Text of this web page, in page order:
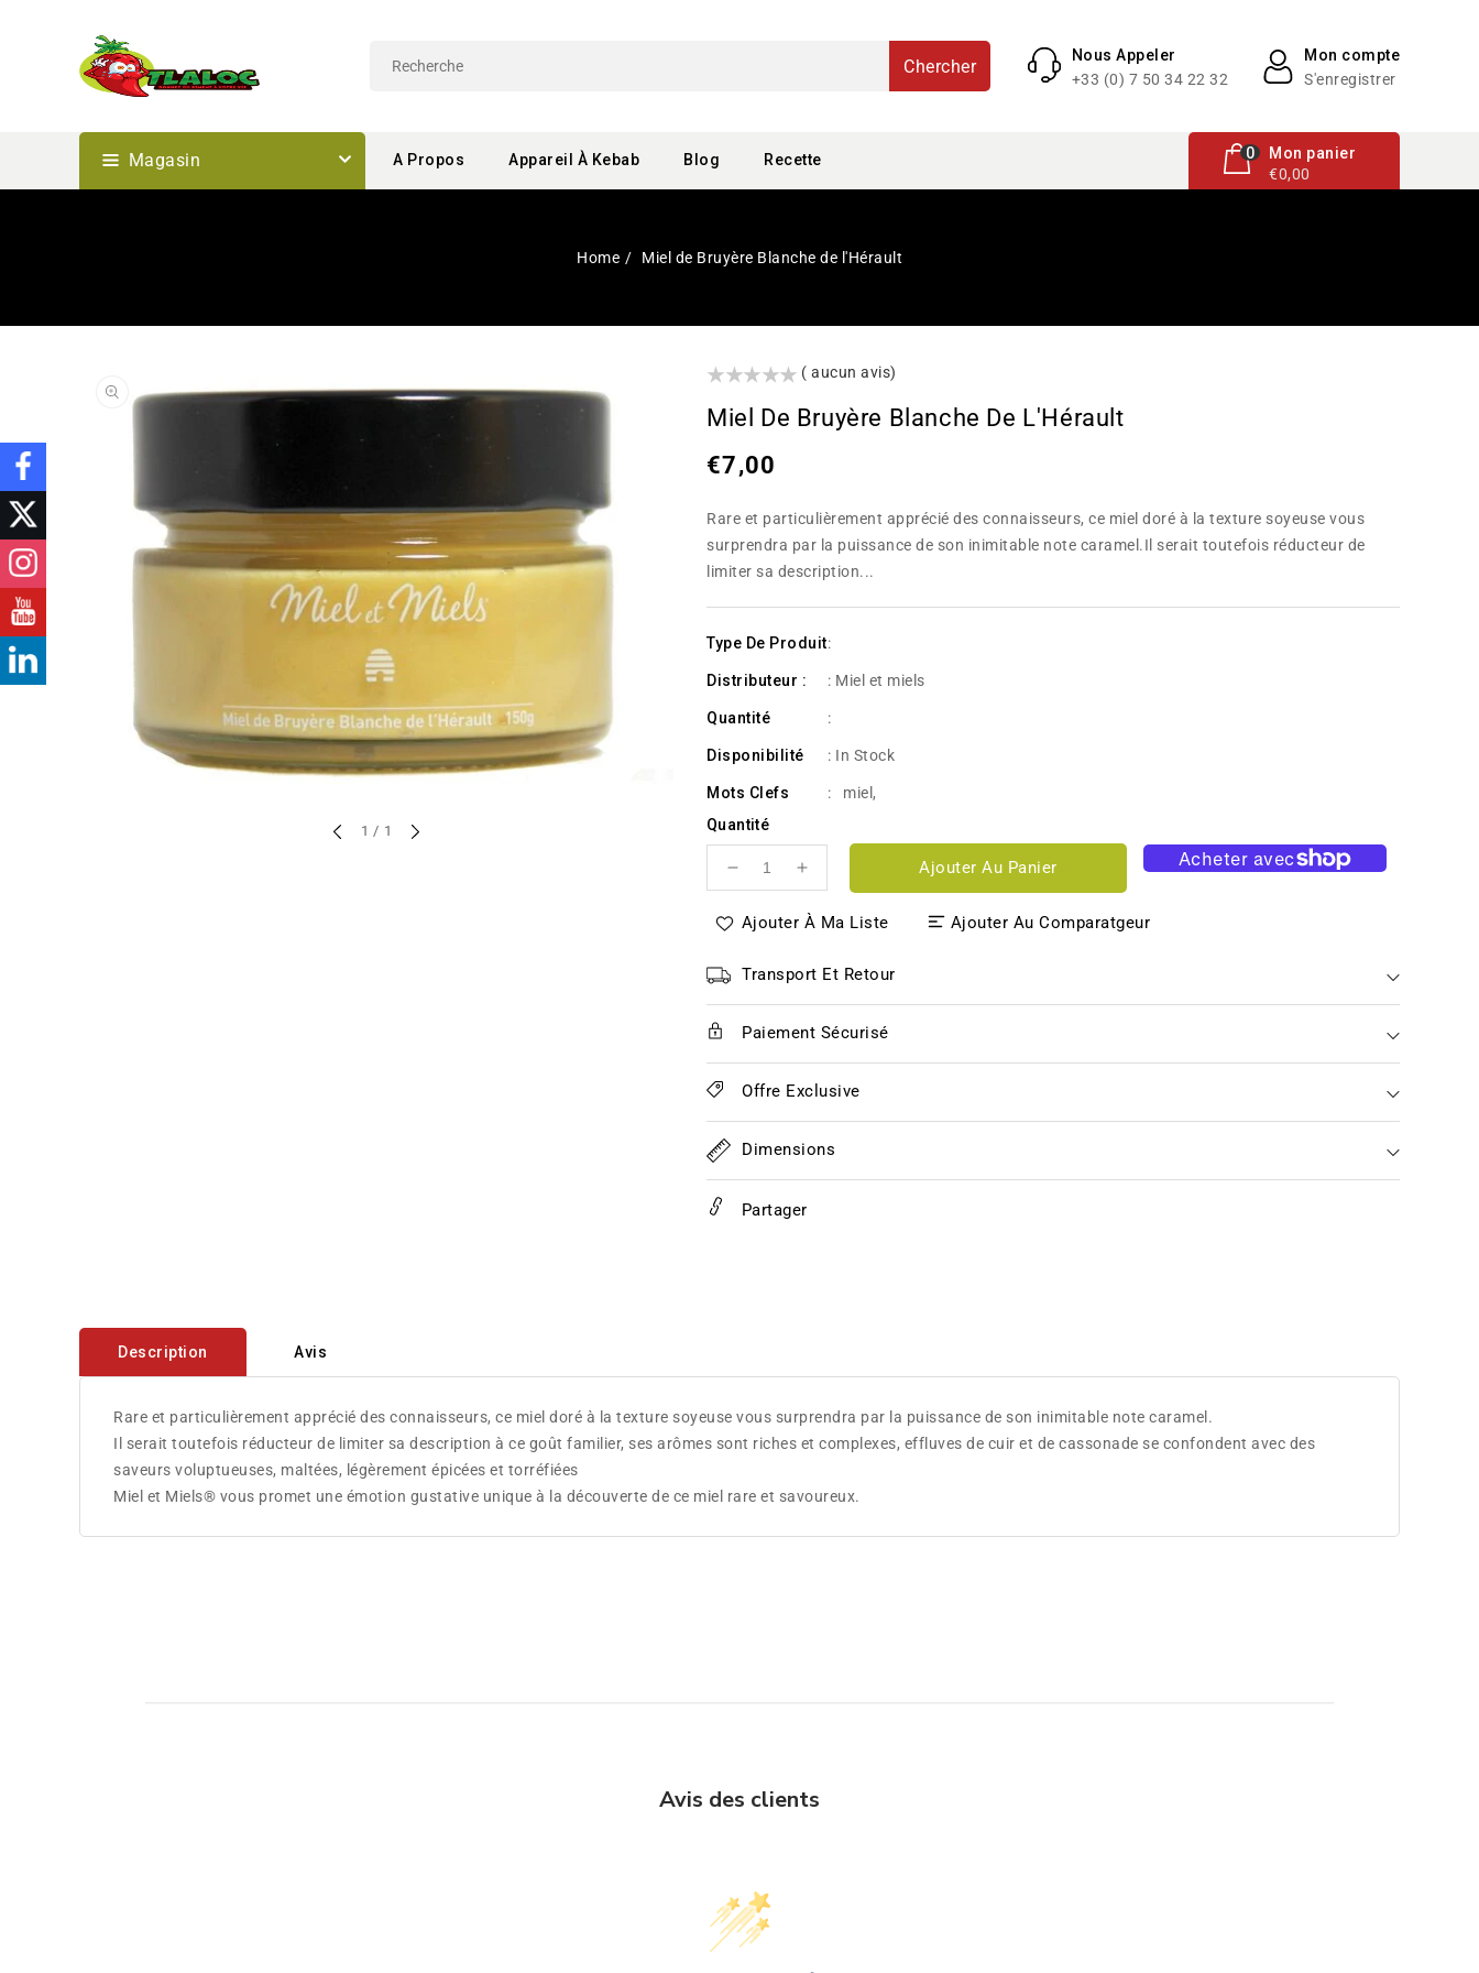
Chercher
Mon compte
S'enregistrer
Nous Appeler
+33 (0) 7 50 34 22 32
Magasin A Propos Appareil À Kebab Blog Recette 0
0 articleMon panier
€0,00
Home Miel de Bruyère Blanche de l'Hérault
1 / sur
1
()
( aucun avis)
Miel De Bruyère Blanche De L'Hérault
Prix
€7,00
Rare et particulièrement apprécié des connaisseurs, ce miel doré à la texture soyeuse vous
surprendra par la puissance de son inimitable note caramel.Il serait toutefois réducteur de
limiter sa description...
Type De Produit:
Distributeur : : Miel et miels
Quantité :
Disponibilité : In Stock
Mots Clefs : miel ,
Quantité
Réduire
quantité
Miel
Blanche
de
l&#39;Hérault
Augmenter
quantité
Miel
Blanche
de
l&#39;Hérault
Ajouter Au Panier
Ajouter À Ma Liste Ajouter Au Comparatgeur
Transport Et Retour
Paiement Sécurisé
Offre Exclusive
Dimensions
Partager
Description Avis
Rare et particulièrement apprécié des connaisseurs, ce miel doré à la texture soyeuse vous surprendra par la puissance de son inimitable note caramel.
Il serait toutefois réducteur de limiter sa description à ce goût familier, ses arômes sont riches et complexes, effluves de cuir et de cassonade se confondent avec des
saveurs voluptueuses, maltées, légèrement épicées et torréfiées
Miel et Miels® vous promet une émotion gustative unique à la découverte de ce miel rare et savoureux.
Avis des clients